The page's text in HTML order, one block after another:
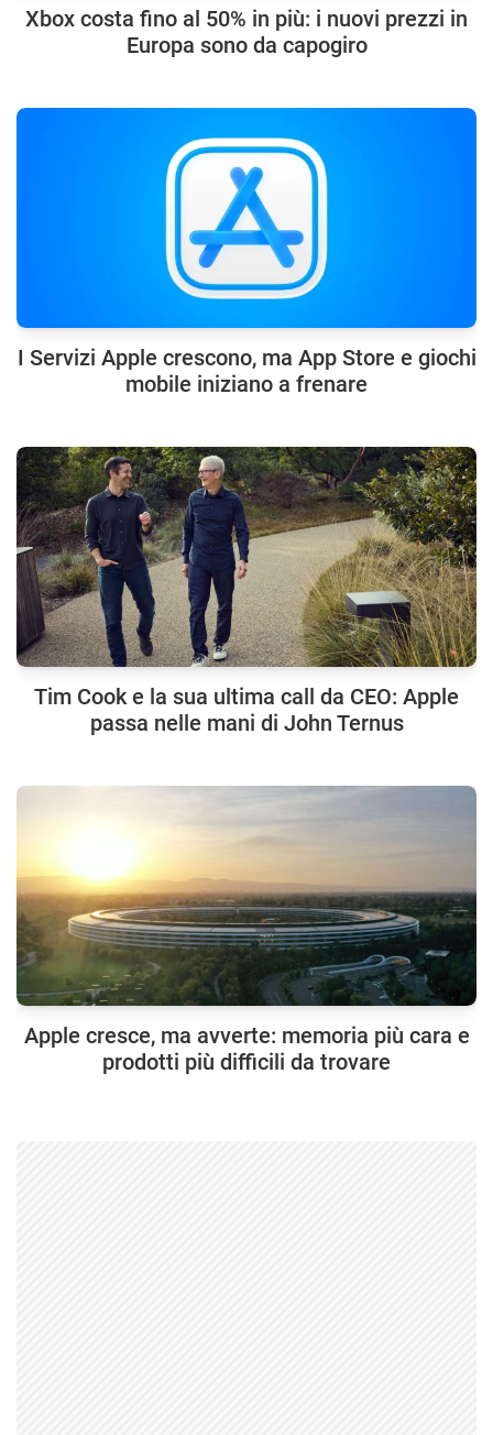
Xbox costa fino al 50% in più: i nuovi prezzi in
Europa sono da capogiro
I Servizi Apple crescono, ma App Store e giochi
mobile iniziano a frenare
Tim Cook e la sua ultima call da CEO: Apple
passa nelle mani di John Ternus
Apple cresce, ma avverte: memoria più cara e
prodotti più difficili da trovare